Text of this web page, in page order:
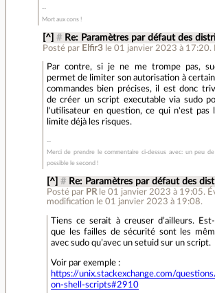
Mort aux cons !
[^] # Re: Paramètres par défaut des
Posté par Elfir3 le 01 janvier 2023 à 17:20.
Par contre, si je ne me trompe pas,
permet de limiter son autorisation à
commandes bien précises, il est donc
de créer un script executable via sudo
l'utilisateur en question, ce qui n'est pas
limite déjà les risques.
Merci de prendre le commentaire ci-dessus avec: un peu
possible le second !
[^] # Re: Paramètres par défaut des
Posté par PR le 01 janvier 2023 à 19:05.
modification le 01 janvier 2023 à 19:08.
Tiens ce serait à creuser d’ailleurs.
que les failles de sécurité sont les
avec sudo qu’avec un setuid sur un script.
Voir par exemple :
https://unix.stackexchange.com/
on-shell-scripts#2910